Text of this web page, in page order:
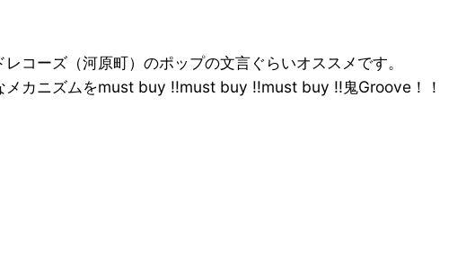
コーズ（河原町）のポップの文言ぐらいオススメです。
メカニズムをmust buy !!must buy !!must buy !!鬼Groove！！